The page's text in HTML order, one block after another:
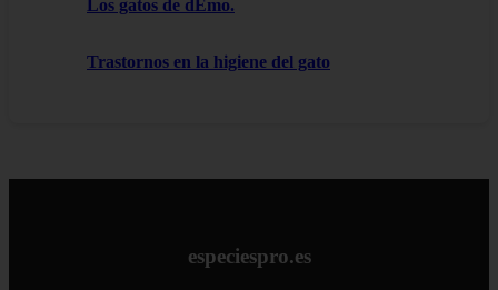
Los gatos de dEmo.
Trastornos en la higiene del gato
especiespro.es